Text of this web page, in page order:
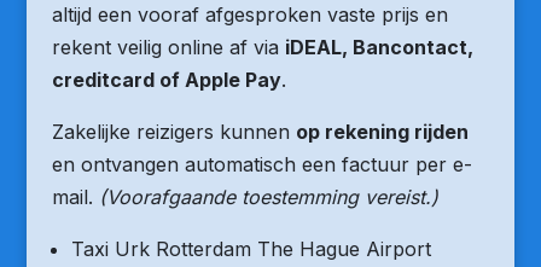
altijd een vooraf afgesproken vaste prijs en
rekent veilig online af via iDEAL, Bancontact,
creditcard of Apple Pay.
Zakelijke reizigers kunnen op rekening rijden
en ontvangen automatisch een factuur per e-
mail. (Voorafgaande toestemming vereist.)
Taxi Urk Rotterdam The Hague Airport